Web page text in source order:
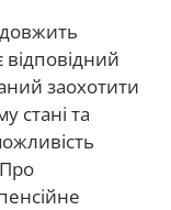
заохотити
стані та